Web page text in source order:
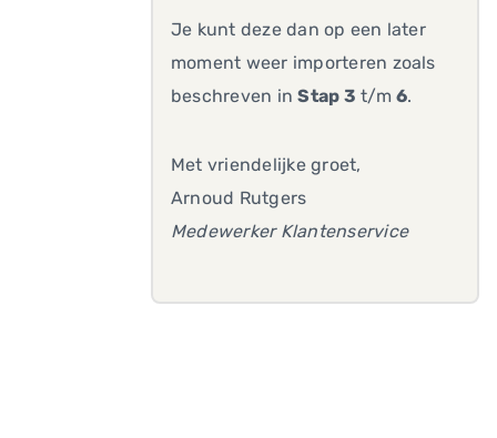
Je kunt deze dan op een later
moment weer importeren zoals
beschreven inStap 3 t/m6.
Met vriendelijke groet,
Arnoud Rutgers
Medewerker Klantenservice